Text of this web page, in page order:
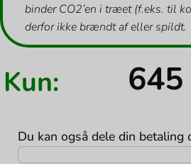
binder CO2’en i træet (f.eks. til
derfor ikke brændt af eller spildt.
Kun: 645
Du kan også dele din betaling